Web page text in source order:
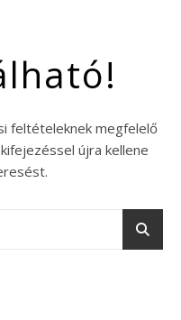
feltételeknek megfelelő
újra kellene